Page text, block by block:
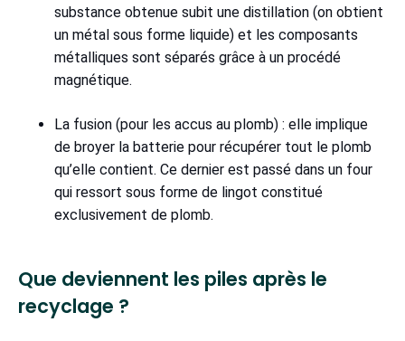
substance obtenue subit une distillation (on obtient
un métal sous forme liquide) et les composants
métalliques sont séparés grâce à un procédé
magnétique.
La fusion (pour les accus au plomb) : elle implique
de broyer la batterie pour récupérer tout le plomb
qu’elle contient. Ce dernier est passé dans un four
qui ressort sous forme de lingot constitué
exclusivement de plomb.
Que deviennent les piles après le
recyclage ?